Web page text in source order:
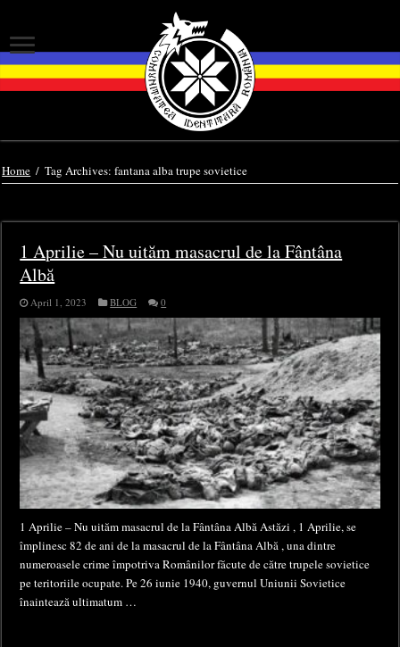
Home / Tag Archives: fantana alba trupe sovietice
1 Aprilie – Nu uităm masacrul de la Fântâna
Albă
April 1, 2023 BLOG 0
1 Aprilie – Nu uităm masacrul de la Fântâna Albă Astăzi , 1 Aprilie, se
împlinesc 82 de ani de la masacrul de la Fântâna Albă , una dintre
numeroasele crime împotriva Românilor făcute de către trupele sovietice
pe teritoriile ocupate. Pe 26 iunie 1940, guvernul Uniunii Sovietice
înaintează ultimatum …